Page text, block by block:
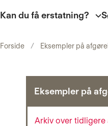
Kan du få erstatning?
Forside Eksempler på
Eksempler på
Arkiv over tidligere